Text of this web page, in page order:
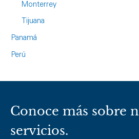
Monterrey
Tijuana
Panamá
Perú
Conoce más sobre
servicios.